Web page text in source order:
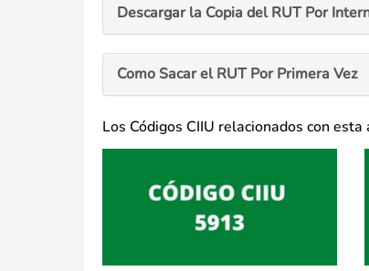
Descargar la Copia del RUT Por
Como Sacar el RUT Por Primera Vez
Los Códigos CIIU relacionados con